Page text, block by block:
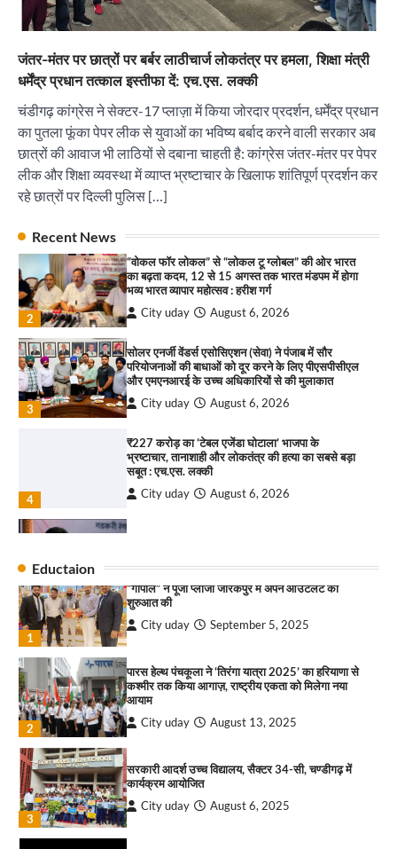
जंतर-मंतर पर छात्रों पर बर्बर लाठीचार्ज लोकतंत्र पर हमला, शिक्षा मंत्री
धर्मेंद्र प्रधान तत्काल इस्तीफा दें: एच.एस. लक्की
चंडीगढ़ कांग्रेस ने सेक्टर-17 प्लाज़ा में किया जोरदार प्रदर्शन, धर्मेंद्र प्रधान
का पुतला फूंका पेपर लीक से युवाओं का भविष्य बर्बाद करने वाली सरकार अब
छात्रों की आवाज भी लाठियों से दबाना चाहती है: कांग्रेस जंतर-मंतर पर पेपर
लीक और शिक्षा व्यवस्था में व्याप्त भ्रष्टाचार के खिलाफ शांतिपूर्ण प्रदर्शन कर
रहे छात्रों पर दिल्ली पुलिस […]
Recent News
और एमएनआरई के उच्च अधिकारियों से की मुलाकात
4
₹227 करोड़ का ‘टेबल एजेंडा घोटाला’ भाजपा के
भ्रष्टाचार, तानाशाही और लोकतंत्र की हत्या का सबसे बड़ा
सबूत : एच.एस. लक्की
City uday August 6, 2026
इंडियन नेशनल थियेटर द्वारा 9 अगस्त को होगा ‘वर्षा ऋतु
संगीत संध्या 2026’ का आयोजन
2
“वोकल फॉर लोकल” से “लोकल टू ग्लोबल” की ओर भारत
का बढ़ता कदम, 12 से 15 अगस्त तक भारत मंडपम में होगा
भव्य भारत व्यापार महोत्सव : हरीश गर्ग
City uday August 6, 2026
3
सोलर एनर्जी वेंडर्स एसोसिएशन (सेवा) ने पंजाब में सौर
परियोजनाओं की बाधाओं को दूर करने के लिए पीएसपीसीएल
और एमएनआरई के उच्च अधिकारियों से की मुलाकात
City uday August 6, 2026
4
₹227 करोड़ का ‘टेबल एजेंडा घोटाला’ भाजपा के
भ्रष्टाचार, तानाशाही और लोकतंत्र की हत्या का सबसे बड़ा
सबूत : एच.एस. लक्की
City uday August 6, 2026
1
“वोकल फॉर लोकल” से “लोकल टू ग्लोबल” की ओर भारत
का बढ़ता कदम, 12 से 15 अगस्त तक भारत मंडपम में होगा
भव्य भारत व्यापार महोत्सव : हरीश गर्ग
City uday August 6, 2026
3
सोलर एनर्जी वेंडर्स एसोसिएशन (सेवा) ने पंजाब में सौर
परियोजनाओं की बाधाओं को दूर करने के लिए पीएसपीसीएल
और एमएनआरई के उच्च अधिकारियों से की मुलाकात
City uday August 6, 2026
₹227 करोड़ का ‘टेबल एजेंडा घोटाला’ भाजपा के
भ्रष्टाचार, तानाशाही और लोकतंत्र की हत्या का सबसे बड़ा
सबूत : एच.एस. लक्की
Eductaion
2
पारस हेल्थ पंचकूला ने ‘तिरंगा यात्रा 2025’ का हरियाणा से
आयाम
City uday August 13, 2025
3
सरकारी आदर्श उच्च विद्यालय, सैक्टर 34-सी, चण्डीगढ़ में
कार्यक्रम आयोजित
City uday August 6, 2025
राहुल गाँधी ने खाई है वैश्विक मंच पर भारत को कमजोर करने
की कसम: देवशाली
City uday August 6, 2025
1
“गोपाल” ने पूजा प्लाजा जीरकपुर में अपने आउटलेट की
शुरुआत की
City uday September 5, 2025
2
पारस हेल्थ पंचकूला ने ‘तिरंगा यात्रा 2025’ का हरियाणा से
कश्मीर तक किया आगाज़, राष्ट्रीय एकता को मिलेगा नया
आयाम
City uday August 13, 2025
3
सरकारी आदर्श उच्च विद्यालय, सैक्टर 34-सी, चण्डीगढ़ में
कार्यक्रम आयोजित
City uday August 6, 2025